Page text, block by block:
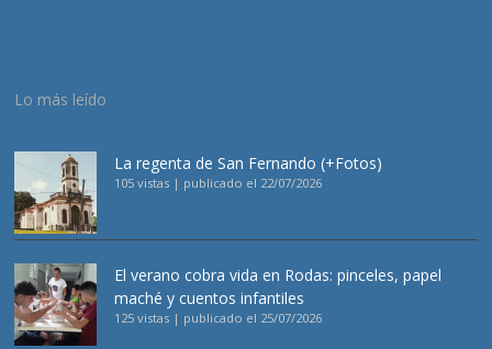
Lo más leído
La regenta de San Fernando (+Fotos)
105 vistas | publicado el 22/07/2026
El verano cobra vida en Rodas: pinceles, papel
maché y cuentos infantiles
125 vistas | publicado el 25/07/2026